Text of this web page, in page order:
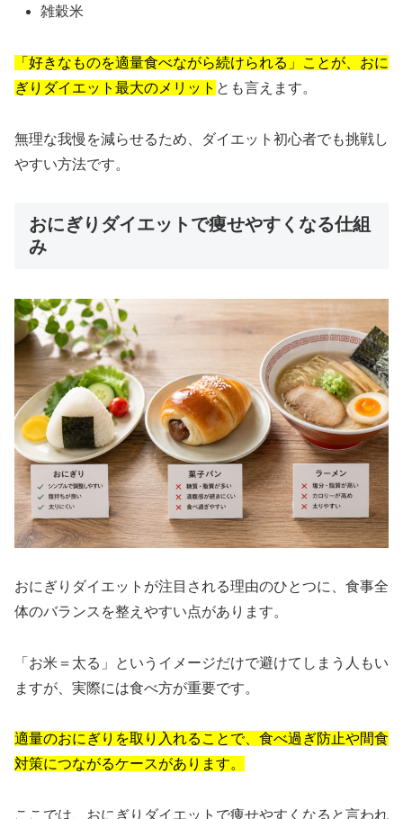
雑穀米
「好きなものを適量食べながら続けられる」ことが、おに
ぎりダイエット最大のメリット とも言えます。
無理な我慢を減らせるため、ダイエット初心者でも挑戦し
やすい方法です。
おにぎりダイエットで痩せやすくなる仕組
み
おにぎりダイエットが注目される理由のひとつに、食事全
体のバランスを整えやすい点があります。
「お米＝太る」というイメージだけで避けてしまう人もい
ますが、実際には食べ方が重要です。
適量のおにぎりを取り入れることで、食べ過ぎ防止や間食
対策につながるケースがあります。
ここでは、おにぎりダイエットで痩せやすくなると言われ